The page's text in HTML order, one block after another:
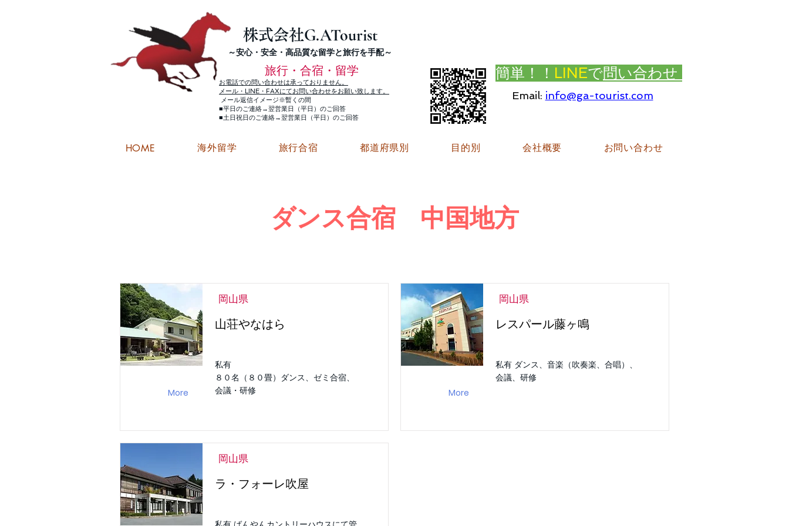
株式会社G.ATourist
​～安心・安全・高品質な留学と旅行を手配～
旅行・合宿・留学
お電話での問い合わせは承っておりません。
メール・LINE・FAXにてお問い合わせをお願い致します。
メール返信イメージ※暫くの間
■平日のご連絡→翌営業日（平日）のご回答
■土日祝日のご連絡→翌営業日（平日）のご回答
簡単！！ LINEで問い合わせ
Email: info@ga-tourist.com
HOME 海外留学 旅行合宿 都道府県別 目的別 会社概要 お問い合わせ
ダンス合宿 中国地方
More
岡山県
山荘やなはら
私有
８０名（８０畳）ダンス、ゼミ合宿、
会議・研修
岡山県
ラ・フォーレ吹屋
More
岡山県
レスパール藤ヶ鳴
私有 ダンス、音楽（吹奏楽、合唱）、
会議、研修